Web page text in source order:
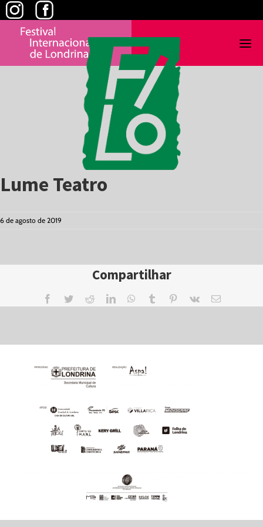
Skip
to
content
Lume Teatro
6 de agosto de 2019
Compartilhar
Facebook
TwitterRedditLinkedInWhatsApp
Tumblr Pinterest
Vk Email